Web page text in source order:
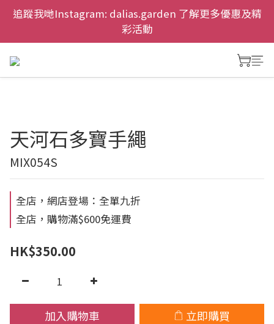
慶祝元朗新店開幕，網上首次購物九折兼免運費。
追蹤我哋Instagram: dalias.garden 了解更多優惠及精
彩活動
慶祝元朗新店開幕，網上首次購物九折兼免運費。
天河石多寶手繩
MIX054S
全店，網店登場：全單九折
全店，購物滿$600免運費
HK$350.00
加入購物車 立即購買